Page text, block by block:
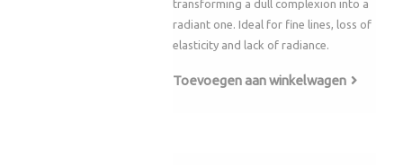
transforming a dull complexion into a
radiant one. Ideal for fine lines, loss of
elasticity and lack of radiance.
Toevoegen aan winkelwagen